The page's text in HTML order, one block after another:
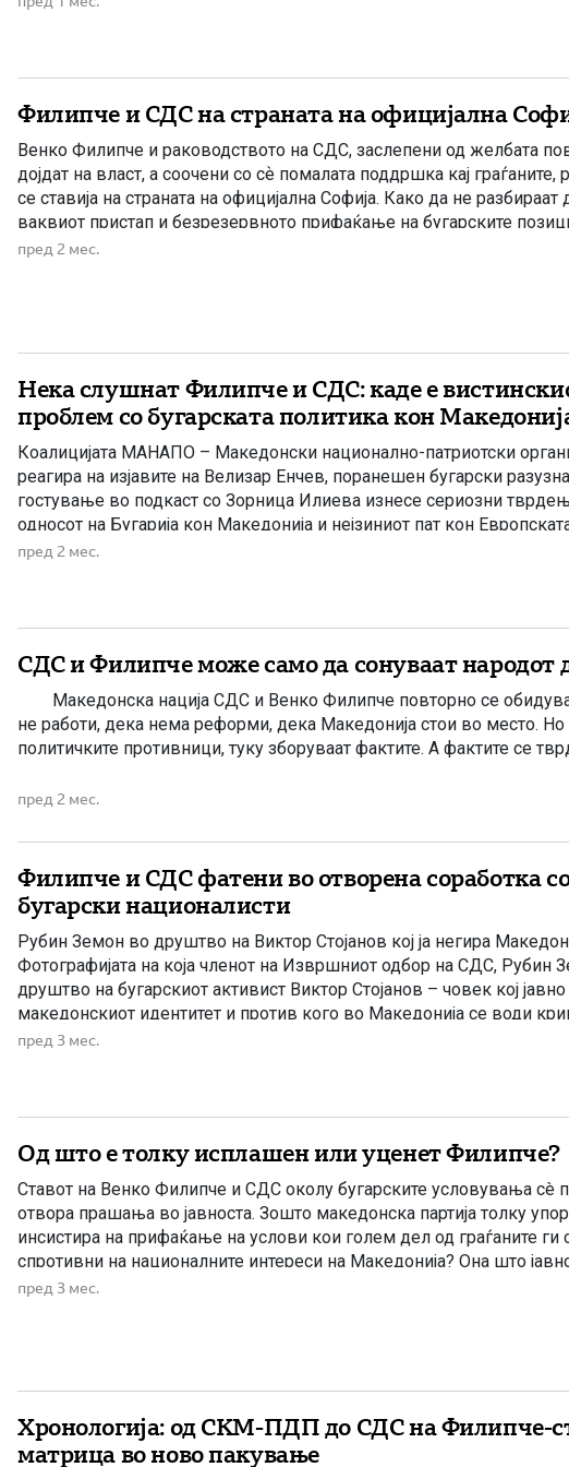
Филипче и СДС на страната на официјална
Венко Филипче и раководството на СДС, заслепени од желбата
дојдат на власт, а соочени со сѐ помалата поддршка кај граѓаните,
се ставија на страната на официјална Софија. Како да не разбираат
ваквиот пристап и безрезервното прифаќање на бугарските
од главните причини за нивниот политички пад и губење […]
пред 2 мес.
Нека слушнат Филипче и СДС: каде е
проблем со бугарската политика кон
Коалицијата МАНАПО – Македонски национално-патриотски
реагира на изјавите на Велизар Енчев, поранешен бугарски
гостување во подкаст со Зорница Илиева изнесе сериозни
односот на Бугарија кон Македонија и нејзиниот пат кон
Според изнесеното, Енчев смета дека членството на Македонија
пред 2 мес.
СДС и Филипче може само да сонуваат народот
Македонска нација СДС и Венко Филипче повторно се
не работи, дека нема реформи, дека Македонија стои во место.
политичките противници, туку зборуваат фактите. А фактите се
пред 2 мес.
Филипче и СДС фатени во отворена соработка
бугарски националисти
Рубин Земон во друштво на Виктор Стојанов кој ја негира
Фотографијата на која членот на Извршниот одбор на СДС, Рубин
друштво на бугарскиот активист Виктор Стојанов – човек кој јавно
македонскиот идентитет и против кого во Македонија се води
постапка – претставува јасен показател со какви структури
пред 3 мес.
Од што е толку исплашен или уценет Филипче?
Ставот на Венко Филипче и СДС околу бугарските условувања сè
отвора прашања во јавноста. Зошто македонска партија толку
инсистира на прифаќање на услови кои голем дел од граѓаните ги
спротивни на националните интереси на Македонија? Она што
гледа е дека наместо да се застане зад државните позиции,
пред 3 мес.
Хронологија: од СКМ-ПДП до СДС на Филипче-
матрица во ново пакување